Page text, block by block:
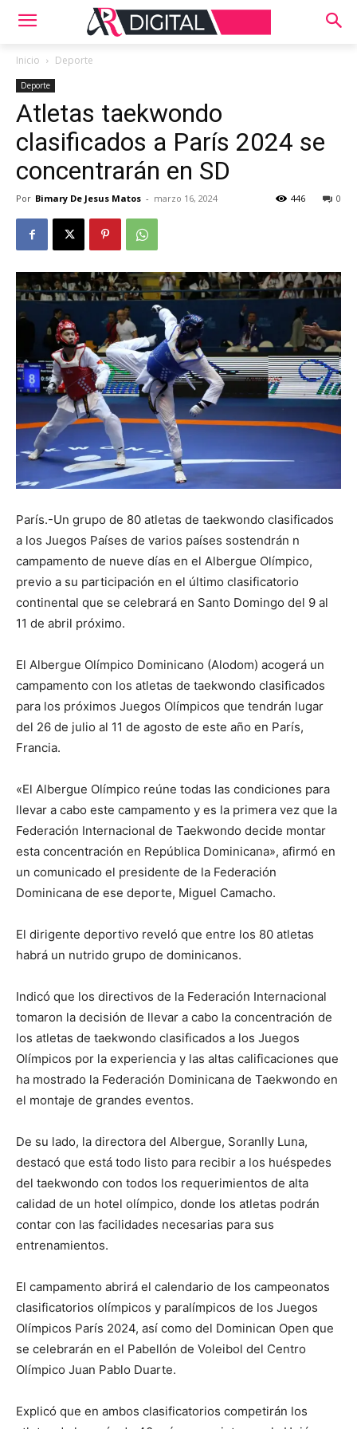
Inicio Deporte
Deporte
Atletas taekwondo
clasificados a París 2024 se
concentrarán en SD
Por Bimary De Jesus Matos - marzo 16, 2024 0
446
París.-Un grupo de 80 atletas de taekwondo clasificados
a los Juegos Países de varios países sostendrán n
campamento de nueve días en el Albergue Olímpico,
previo a su participación en el último clasificatorio
continental que se celebrará en Santo Domingo del 9 al
11 de abril próximo.
El Albergue Olímpico Dominicano (Alodom) acogerá un
campamento con los atletas de taekwondo clasificados
para los próximos Juegos Olímpicos que tendrán lugar
del 26 de julio al 11 de agosto de este año en París,
Francia.
«El Albergue Olímpico reúne todas las condiciones para
llevar a cabo este campamento y es la primera vez que la
Federación Internacional de Taekwondo decide montar
esta concentración en República Dominicana», afirmó en
un comunicado el presidente de la Federación
Dominicana de ese deporte, Miguel Camacho.
El dirigente deportivo reveló que entre los 80 atletas
habrá un nutrido grupo de dominicanos.
Indicó que los directivos de la Federación Internacional
tomaron la decisión de llevar a cabo la concentración de
los atletas de taekwondo clasificados a los Juegos
Olímpicos por la experiencia y las altas calificaciones que
ha mostrado la Federación Dominicana de Taekwondo en
el montaje de grandes eventos.
De su lado, la directora del Albergue, Soranlly Luna,
destacó que está todo listo para recibir a los huéspedes
del taekwondo con todos los requerimientos de alta
calidad de un hotel olímpico, donde los atletas podrán
contar con las facilidades necesarias para sus
entrenamientos.
El campamento abrirá el calendario de los campeonatos
clasificatorios olímpicos y paralímpicos de los Juegos
Olímpicos París 2024, así como del Dominican Open que
se celebrarán en el Pabellón de Voleibol del Centro
Olímpico Juan Pablo Duarte.
Explicó que en ambos clasificatorios competirán los